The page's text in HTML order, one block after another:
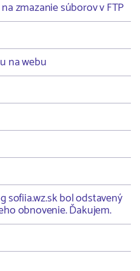
zmazanie súborov v FTP
na webu
sofiia.wz.sk bol odstavený
obnovenie. Ďakujem.